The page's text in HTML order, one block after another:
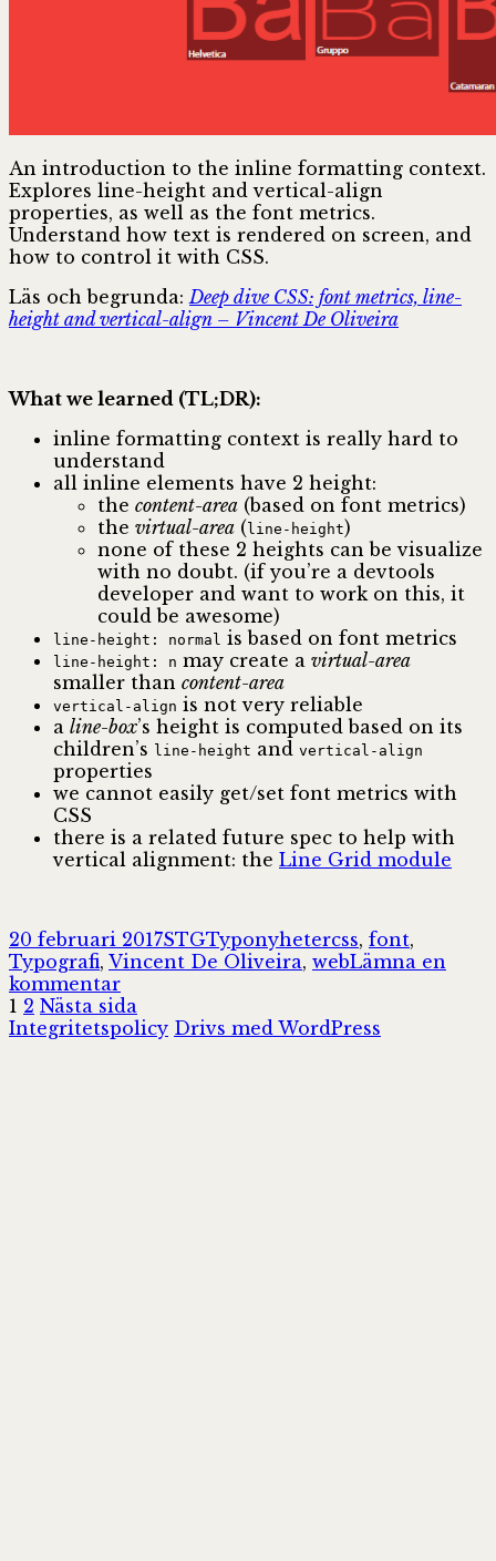
An introduction to the inline formatting context.
Explores line-height and vertical-align
properties, as well as the font metrics.
Understand how text is rendered on screen, and
how to control it with CSS.
Läs och begrunda: Deep dive CSS: font metrics, line-
height and vertical-align – Vincent De Oliveira
What we learned (TL;DR):
inline formatting context is really hard to
understand
all inline elements have 2 height:
the content-area (based on font metrics)
the virtual-area (line-height)
none of these 2 heights can be visualize
with no doubt. (if you’re a devtools
developer and want to work on this, it
could be awesome)
line-height : normal is based on font metrics
line-height : n may create a virtual-area
smaller than content-area
vertical-align is not very reliable
a line-box’s height is computed based on its
children’s line-height and vertical-align
properties
we cannot easily get/set font metrics with
CSS
there is a related future spec to help with
vertical alignment: the Line Grid module
Postat
20 februari 2017Författare
STGKategorier
TyponyheterTaggar
css, font,
Typografi, Vincent De Oliveira, webLämna en
kommentartill
Deep
dive
Sidnumrering
för
Sida
1 Sida
2 Nästa sida
Integritetspolicy Drivs med WordPress